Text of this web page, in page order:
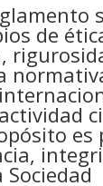
de
es